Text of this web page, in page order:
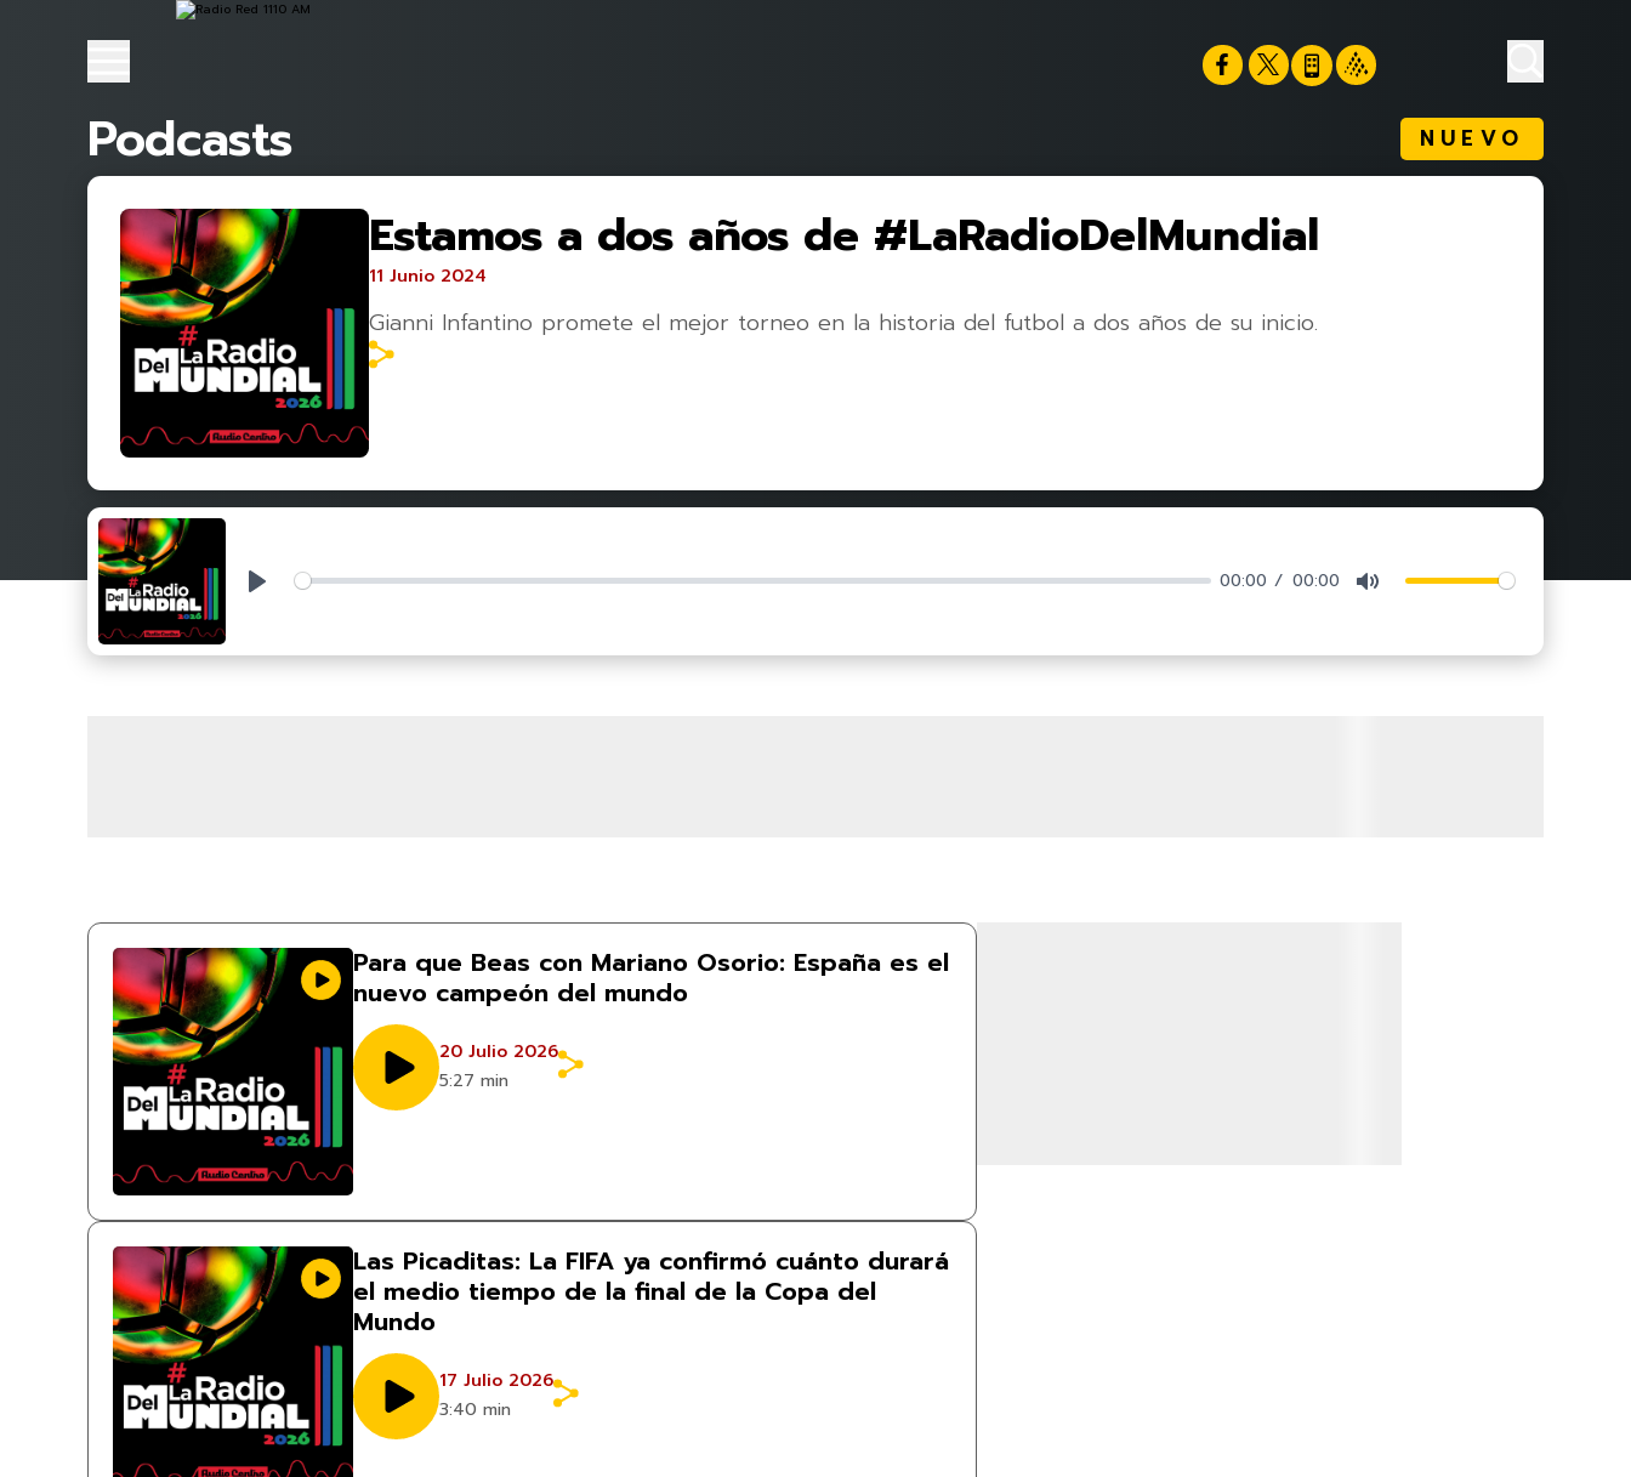
Podcasts NUEVO
Estamos a dos años de #LaRadioDelMundial
11 Junio 2024
Gianni Infantino promete el mejor torneo en la historia del futbol a dos años de su inicio.
Play 00:00 00:00 Mute
Para que Beas con Mariano Osorio: España es el
nuevo campeón del mundo
20 Julio 2026
5:27 min
Las Picaditas: La FIFA ya confirmó cuánto durará
el medio tiempo de la final de la Copa del
Mundo
17 Julio 2026
3:40 min